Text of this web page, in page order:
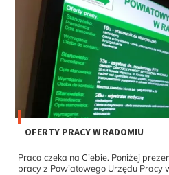
OFERTY PRACY W RADOMIU
Praca czeka na Ciebie. Poniżej
pracy z Powiatowego Urzędu Pracy